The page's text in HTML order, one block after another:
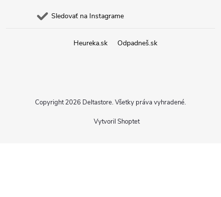
Sledovať na Instagrame
Heureka.sk Odpadneš.sk
Vytvoril Shoptet
Copyright 2026 Deltastore. Všetky práva vyhradené.